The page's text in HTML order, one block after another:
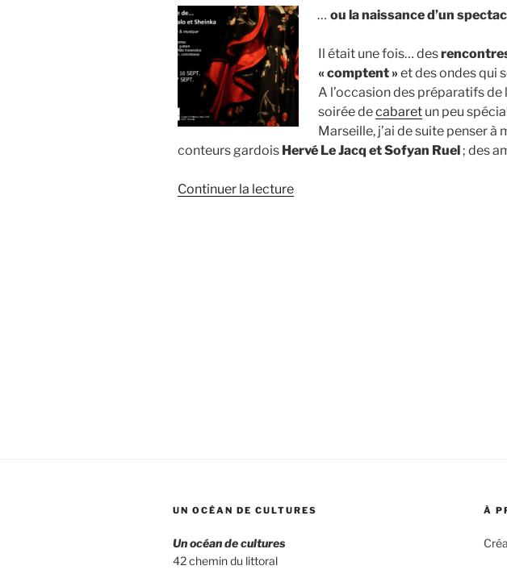
… ou la naissance d’un
Il était une fois… des
« comptent » et des ondes qui
A l’occasion des préparatifs de
soirée decabaret un peu
Marseille, j’ai de suite penser à
conteurs gardois Hervé Le Jacq et Sofyan Ruel ; des
Continuer la lecturede
UN OCÉAN DE CULTURES
Un océan de cultures
42 chemin du littoral
À